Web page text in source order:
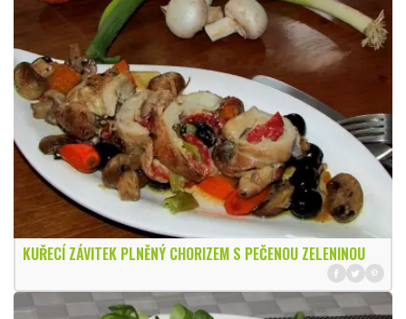
KUŘECÍ ZÁVITEK PLNĚNÝ CHORIZEM S PEČENOU ZELENINOU